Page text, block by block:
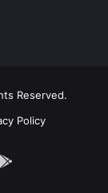
Reserved.
Policy